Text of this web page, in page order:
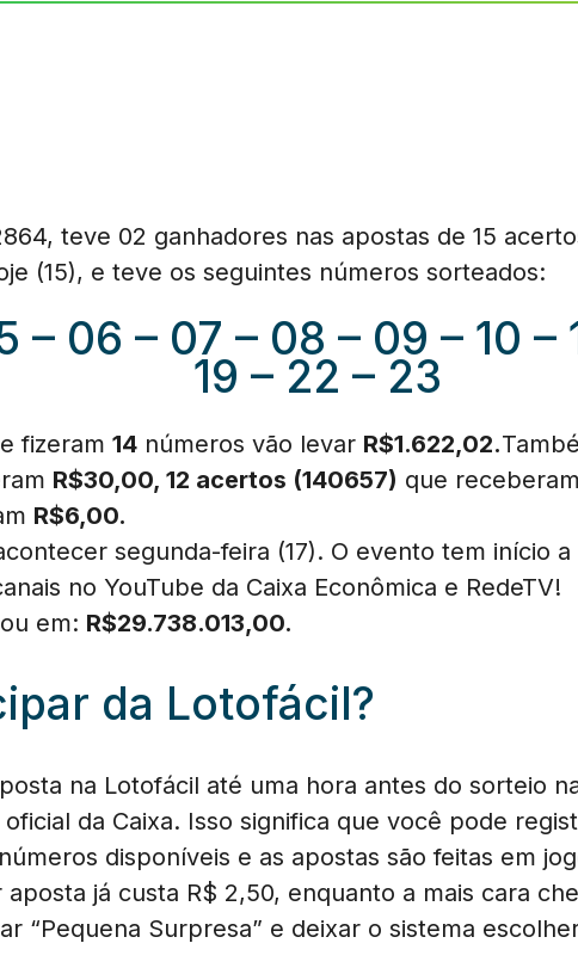
teve 02 ganhadores nas apostas de 15
(15), e teve os seguintes números sorteados:
06 – 07 – 08 – 09 – 10 –
19 – 22 – 23
fizeram 14 números vão levar R$1.622,02.
R$30,00, 12 acertos (140657) que receberam
R$6,00.
segunda-feira (17). O evento tem início
no YouTube da Caixa Econômica e RedeTV!
em: R$29.738.013,00.
da Lotofácil?
na Lotofácil até uma hora antes do sorteio
da Caixa. Isso significa que você pode
disponíveis e as apostas são feitas em
já custa R$ 2,50, enquanto a mais cara
“Pequena Surpresa” e deixar o sistema